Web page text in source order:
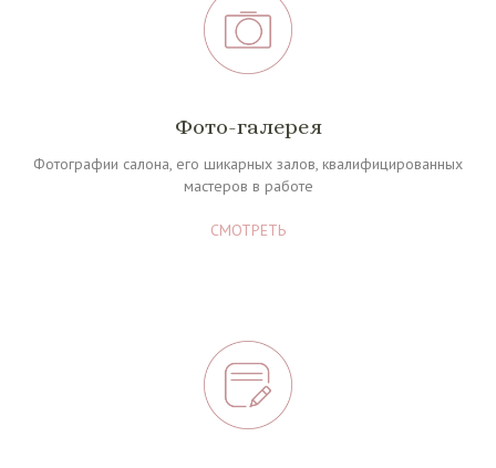
Фото-галерея
Фотографии салона, его шикарных залов, квалифицированных
мастеров в работе
СМОТРЕТЬ